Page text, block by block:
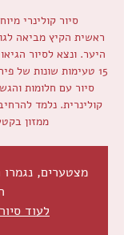
ראשית הקיץ מביאה
היער. ונצא לסיור
סיור עם חלומות
קולינרית. נלמד
ממזון
מצטערים, נגמרו
לעוד